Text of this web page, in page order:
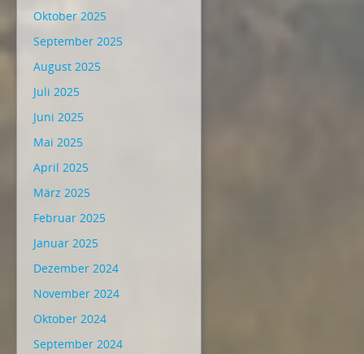
Oktober 2025
September 2025
August 2025
Juli 2025
Juni 2025
Mai 2025
April 2025
März 2025
Februar 2025
Januar 2025
Dezember 2024
November 2024
Oktober 2024
September 2024